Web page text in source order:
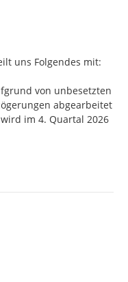
uns Folgendes mit:
von unbesetzten
abgearbeitet
im 4. Quartal 2026